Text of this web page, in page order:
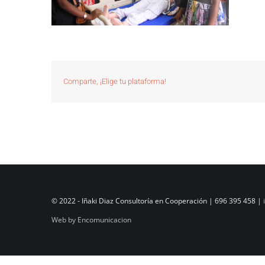
Comparte, ¡Elige tu plataforma!
© 2022 - Iñaki Diaz Consultoría en Cooperación | 696 395 458 |
Web by Encomunicacion